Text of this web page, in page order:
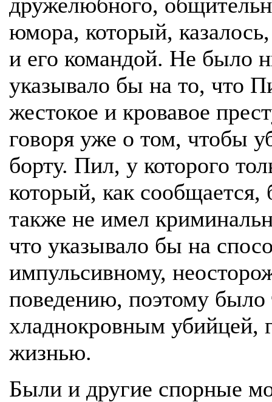
юмора, который,
и его командой. Не было
указывало бы на то, что
жестокое и кровавое
говоря уже о том, чтобы
борту. Пил, у которого
который, как
также не имел
что указывало бы на
импульсивному,
поведению, поэтому было
хладнокровным убийцей,
жизнью.
Были и другие спорные